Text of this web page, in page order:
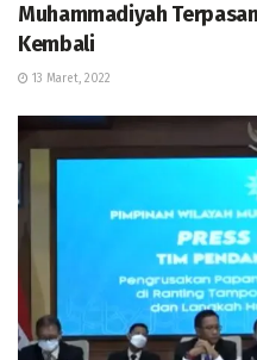
Muhammadiyah
Kembali
13 Maret, 2022